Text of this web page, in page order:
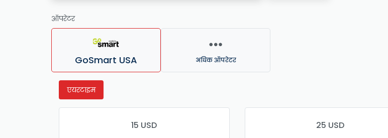
ऑपरेटर
GoSmart USA अधिक ऑपरेटर
एयरटाइम
15 USD 25 USD